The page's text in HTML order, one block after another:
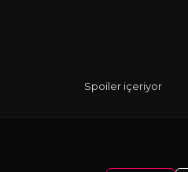
Spoiler içeriyor